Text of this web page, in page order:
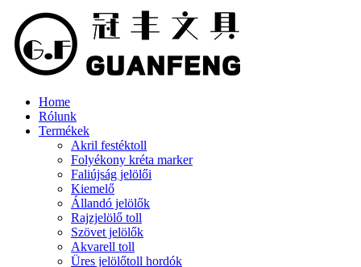
Home
Rólunk
Termékek
Akril festéktoll
Folyékony kréta marker
Faliújság jelölői
Kiemelő
Állandó jelölők
Rajzjelölő toll
Szövet jelölők
Akvarell toll
Üres jelölőtoll hordók